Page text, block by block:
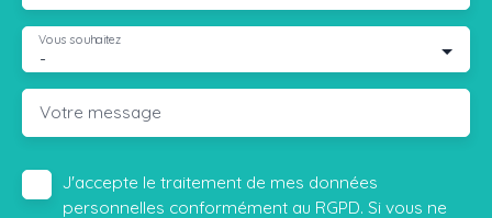
-
Vous souhaitez
Votre message
J'accepte le traitement de mes données
personnelles conformément au RGPD. Si vous ne